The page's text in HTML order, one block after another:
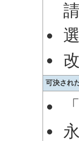
可決され